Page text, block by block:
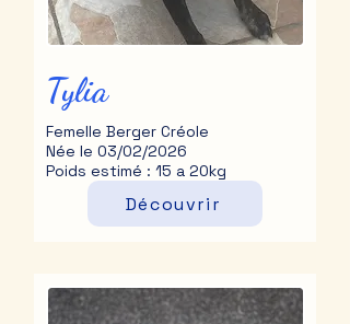
Tylia
Femelle Berger Créole
Née le 03/02/2026
Poids estimé : 15 a 20kg
Découvrir